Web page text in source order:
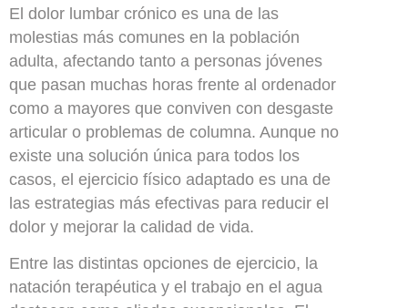
El dolor lumbar crónico es una de las
molestias más comunes en la población
adulta, afectando tanto a personas jóvenes
que pasan muchas horas frente al ordenador
como a mayores que conviven con desgaste
articular o problemas de columna. Aunque no
existe una solución única para todos los
casos, el ejercicio físico adaptado es una de
las estrategias más efectivas para reducir el
dolor y mejorar la calidad de vida.
Entre las distintas opciones de ejercicio, la
natación terapéutica y el trabajo en el agua